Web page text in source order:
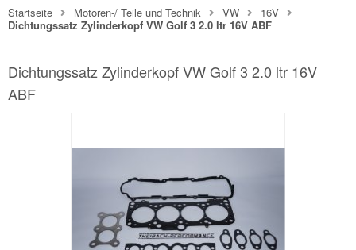
Startseite Motoren-/ Teile und Technik VW
16V
Dichtungssatz Zylinderkopf VW Golf 3 2.0 ltr 16V ABF
Dichtungssatz Zylinderkopf VW Golf 3 2.0 ltr 16V
ABF